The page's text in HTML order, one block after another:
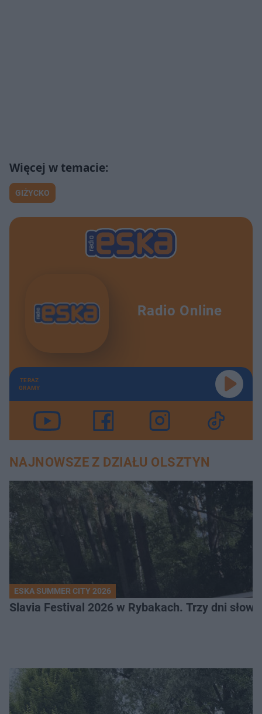
GIŻYCKO
Radio Online
TERAZ
GRAMY
NAJNOWSZE Z DZIAŁU OLSZTYN
ESKA SUMMER CITY 2026
Slavia Festival 2026 w Rybakach. Trzy dni